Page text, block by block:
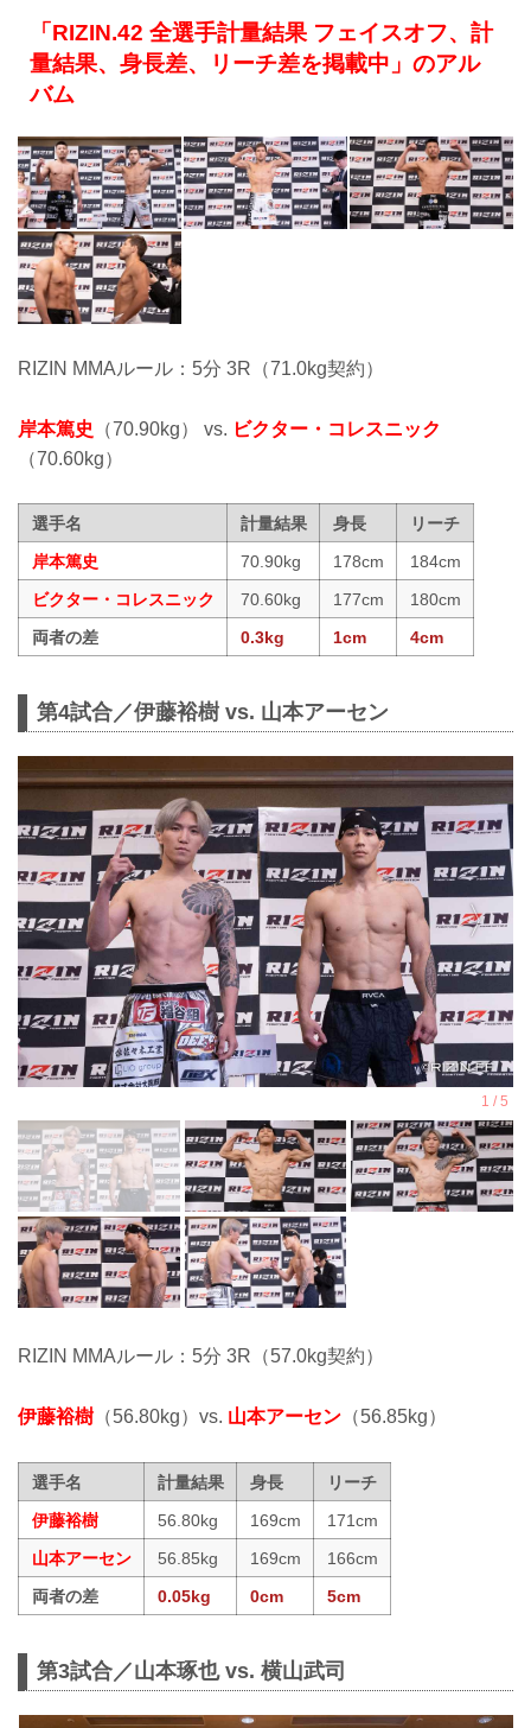
「RIZIN.42 全選手計量結果 フェイスオフ、計
量結果、身長差、リーチ差を掲載中」のアル
バム
RIZIN MMAルール：5分 3R（71.0kg契約）
岸本篤史 （70.90kg） vs. ビクター・コレスニック
（70.60kg）
選手名 計量結果 身長
リーチ
岸本篤史
70.90kg 178cm
184cm
ビクター・コレスニック
70.60kg 177cm
180cm
両者の差
0.3kg 1cm 4cm
第4試合／伊藤裕樹 vs. 山本アーセン
RIZIN MMAルール：5分 3R（57.0kg契約）
伊藤裕樹 （56.80kg）vs. 山本アーセン （56.85kg）
選手名 計量結果 身長
リーチ
伊藤裕樹
56.80kg 169cm
171cm
山本アーセン
56.85kg 169cm
166cm
両者の差
0.05kg 0cm 5cm
第3試合／山本琢也 vs. 横山武司